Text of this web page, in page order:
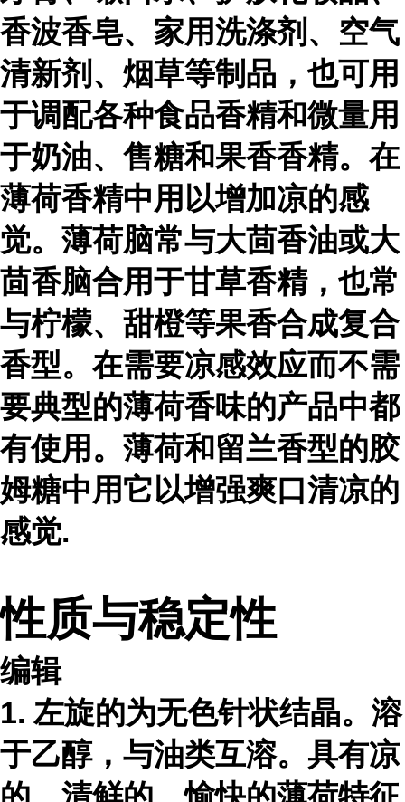
香波香皂、家用洗涤剂、空气
清新剂、烟草等制品，也可用
于调配各种食品香精和微量用
于奶油、售糖和果香香精。在
薄荷香精中用以增加凉的感
觉。薄荷脑常与大茴香油或大
茴香脑合用于甘草香精，也常
与柠檬、甜橙等果香合成复合
香型。在需要凉感效应而不需
要典型的薄荷香味的产品中都
有使用。薄荷和留兰香型的胶
姆糖中用它以增强爽口清凉的
感觉.
性质与稳定性
编辑
1. 左旋的为无色针状结晶。溶
于乙醇，与油类互溶。具有凉